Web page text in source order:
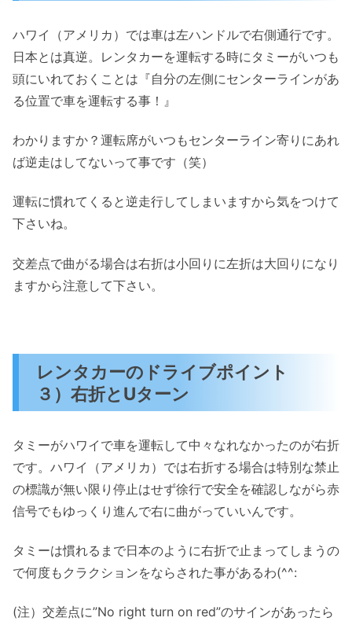
ハワイ（アメリカ）では車は左ハンドルで右側通行です。
日本とは真逆。レンタカーを運転する時にタミーがいつも
頭にいれておくことは『自分の左側にセンターラインがあ
る位置で車を運転する事！』
わかりますか？運転席がいつもセンターライン寄りにあれ
ば逆走はしてないって事です（笑）
運転に慣れてくると逆走行してしまいますから気をつけて
下さいね。
交差点で曲がる場合は右折は小回りに左折は大回りになり
ますから注意して下さい。
レンタカーのドライブポイント
３）右折とUターン
タミーがハワイで車を運転して中々なれなかったのが右折
です。ハワイ（アメリカ）では右折する場合は特別な禁止
の標識が無い限り停止はせず徐行で安全を確認しながら赤
信号でもゆっくり進んで右に曲がっていいんです。
タミーは慣れるまで日本のように右折で止まってしまうの
で何度もクラクションをならされた事があるわ(^^:
(注）交差点に”No right turn on red”のサインがあったら